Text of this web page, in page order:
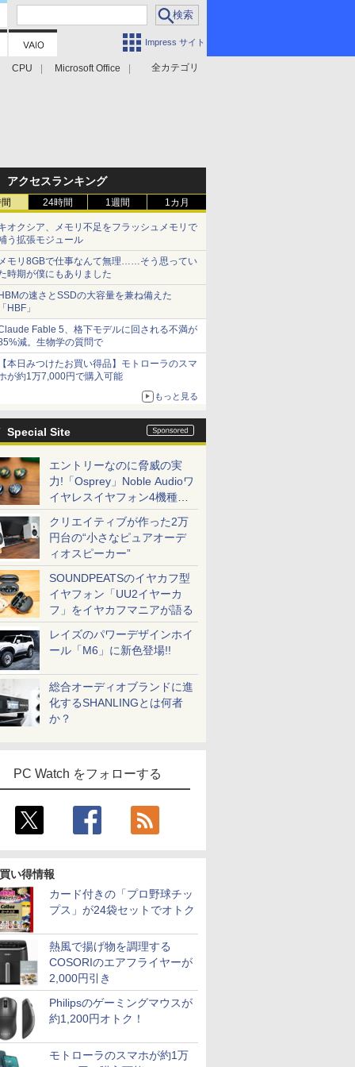
Impress サイト
全カテゴリ
CPU Microsoft Office
アクセスランキング
24時間 1週間 1カ月
オクシア、メモリ不足をフラッシュメモリで
う拡張モジュール
モリ8GBで仕事なんて無理……そう思ってい
時期が僕にもありました
の速さとSSDの大容量を兼ね備えた
HBF」
Fable 5、格下モデルに回される不満が
減。生物学の質問で
本日みつけたお買い得品】モトローラのスマ
が約1万7,000円で購入可能
もっと見る
Special Site
エントリーなのに脅威の実
力!「Osprey」Noble Audioワ
イヤレスイヤフォン4機種を
一気に聴く
クリエイティブが作った2万
円台の“小さなピュアオーデ
ィオスピーカー”
SOUNDPEATSのイヤカフ型
イヤフォン「UU2イヤーカ
フ」をイヤカフマニアが語る
レイズのパワーデザインホイ
ール「M6」に新色登場!!
総合オーディオブランドに進
化するSHANLINGとは何者
か？
PC Watch をフォローする
い得情報
カード付きの「プロ野球チッ
プス」が24袋セットでオトク
熱風で揚げ物を調理する
COSORIのエアフライヤーが
2,000円引き
Philipsのゲーミングマウスが
約1,200円オトク！
モトローラのスマホが約1万